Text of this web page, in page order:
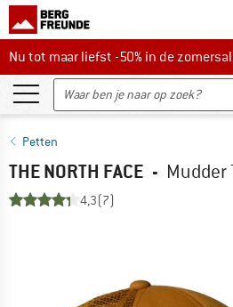
Nu tot maar liefst -50% in de zomersale!
Nu tot maar liefst -50% in de
Petten
THE NORTH FACE - Mudder
4,3(7)